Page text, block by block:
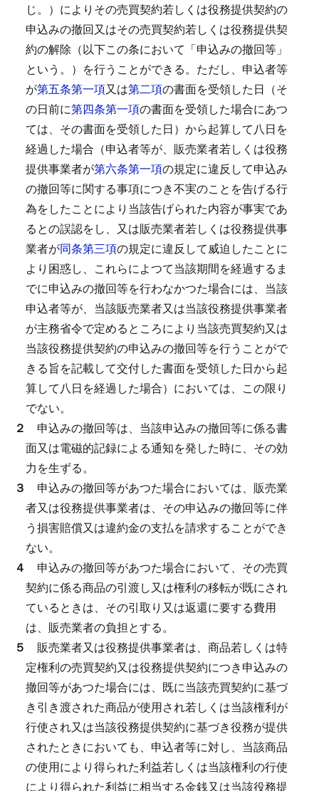
じ。）によりその売買契約若しくは役務提供契約の
申込みの撤回又はその売買契約若しくは役務提供契
約の解除（以下この条において「申込みの撤回等」
という。）を行うことができる。 ただし、申込者等
が第五条第一項又は第二項の書面を受領した日（そ
の日前に第四条第一項の書面を受領した場合にあつ
ては、その書面を受領した日）から起算して八日を
経過した場合（申込者等が、販売業者若しくは役務
提供事業者が第六条第一項の規定に違反して申込み
の撤回等に関する事項につき不実のことを告げる行
為をしたことにより当該告げられた内容が事実であ
るとの誤認をし、又は販売業者若しくは役務提供事
業者が同条第三項の規定に違反して威迫したことに
より困惑し、これらによつて当該期間を経過するま
でに申込みの撤回等を行わなかつた場合には、当該
申込者等が、当該販売業者又は当該役務提供事業者
が主務省令で定めるところにより当該売買契約又は
当該役務提供契約の申込みの撤回等を行うことがで
きる旨を記載して交付した書面を受領した日から起
算して八日を経過した場合）においては、この限り
でない。
２ 申込みの撤回等は、当該申込みの撤回等に係る書
面又は電磁的記録による通知を発した時に、その効
力を生ずる。
３ 申込みの撤回等があつた場合においては、販売業
者又は役務提供事業者は、その申込みの撤回等に伴
う損害賠償又は違約金の支払を請求することができ
ない。
４ 申込みの撤回等があつた場合において、その売買
契約に係る商品の引渡し又は権利の移転が既にされ
ているときは、その引取り又は返還に要する費用
は、販売業者の負担とする。
５ 販売業者又は役務提供事業者は、商品若しくは特
定権利の売買契約又は役務提供契約につき申込みの
撤回等があつた場合には、既に当該売買契約に基づ
き引き渡された商品が使用され若しくは当該権利が
行使され又は当該役務提供契約に基づき役務が提供
されたときにおいても、申込者等に対し、当該商品
の使用により得られた利益若しくは当該権利の行使
により得られた利益に相当する金銭又は当該役務提